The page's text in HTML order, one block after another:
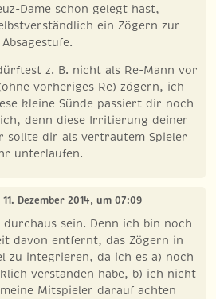
Dame schon gelegt hast,
ein Zögern zur
z. B. nicht als Re-Mann vor
vorheriges Re) zögern, ich
kleine Sünde passiert dir noch
denn diese Irritierung deiner
sollte dir als vertrautem Spieler
unterlaufen.
11. Dezember 2014, um 07:09
durchaus sein. Denn ich bin noch
davon entfernt, das Zögern in
zu integrieren, da ich es a) noch
verstanden habe, b) ich nicht
Mitspieler darauf achten